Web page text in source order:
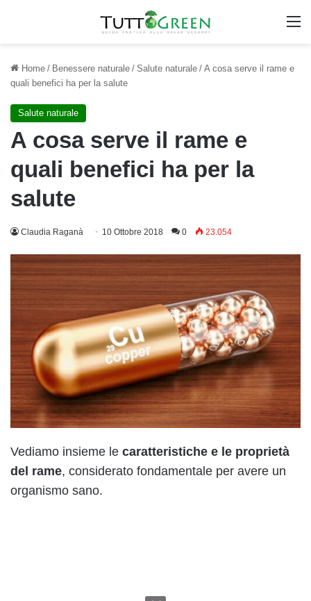
Home / Benessere naturale / Salute naturale / A cosa serve il rame e
quali benefici ha per la salute
Salute naturale
A cosa serve il rame e
quali benefici ha per la
salute
Claudia Raganà 10 Ottobre 2018 0 23.054
Vediamo insieme le caratteristiche e le proprietà
del rame, considerato fondamentale per avere un
organismo sano.